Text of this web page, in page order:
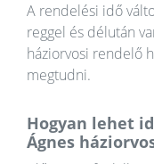
A rendelési idő
reggel és délután
háziorvosi rendelő
megtudni.
Hogyan lehet
Ágnes